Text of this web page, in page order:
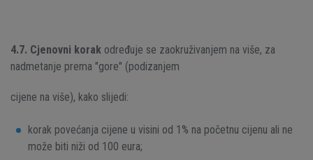
4.7. Cjenovni korak određuje se zaokruživanjem na više, za
nadmetanje prema "gore" (podizanjem
cijene na više), kako slijedi:
korak povećanja cijene u visini od 1% na početnu cijenu ali ne
može biti niži od 100 eura;